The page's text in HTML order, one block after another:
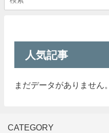
人気記事
まだデータがありません。
CATEGORY